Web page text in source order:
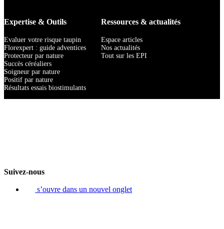
Expertise & Outils
Evaluer votre risque taupin
Florexpert : guide adventices
Protecteur par nature
Succès céréaliers
Soigneur par nature
Positif par nature
Résultats essais biostimulants
Ressources & actualités
Espace articles
Nos actualités
Tout sur les EPI
Suivez-nous
s’ouvre dans un nouvel onglet